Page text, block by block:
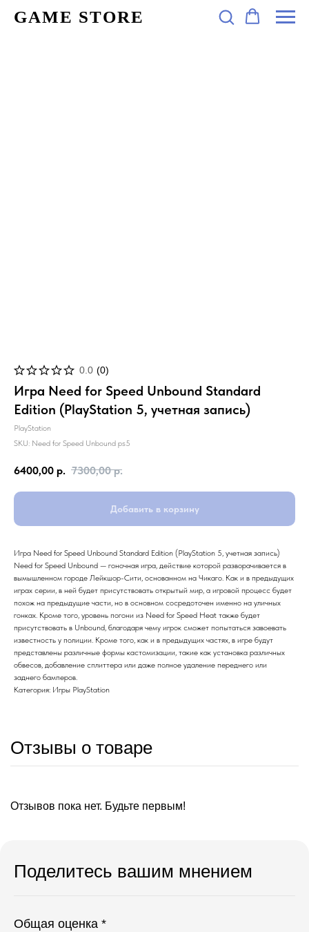
GAME STORE
0.0 (0)
Игра Need for Speed Unbound Standard
Edition (PlayStation 5, учетная запись)
PlayStation
SKU: Need for Speed Unbound ps5
6400,00 р. 7300,00 р.
Добавить в корзину
Игра Need for Speed Unbound Standard Edition (PlayStation 5, учетная запись)
Need for Speed Unbound — гоночная игра, действие которой разворачивается в
вымышленном городе Лейкшор-Сити, основанном на Чикаго. Как и в предыдущих
играх серии, в ней будет присутствовать открытый мир, а игровой процесс будет
похож на предыдущие части, но в основном сосредоточен именно на уличных
гонках. Кроме того, уровень погони из Need for Speed Heat также будет
присутствовать в Unbound, благодаря чему игрок сможет попытаться завоевать
известность у полиции. Кроме того, как и в предыдущих частях, в игре будут
представлены различные формы кастомизации, такие как установка различных
обвесов, добавление сплиттера или даже полное удаление переднего или
заднего бамперов.
Категория: Игры PlayStation
Отзывы о товаре
Отзывов пока нет. Будьте первым!
Поделитесь вашим мнением
Общая оценка *